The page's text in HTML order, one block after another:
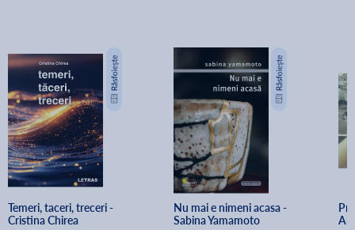
Temeri, taceri, treceri -
Cristina Chirea
Nu mai e nimeni acasa -
Sabina Yamamoto